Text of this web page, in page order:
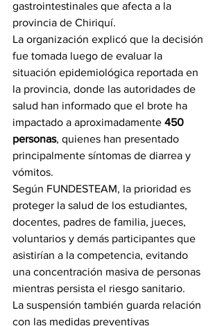
gastrointestinales que afecta a la
provincia de Chiriquí.
La organización explicó que la decisión
fue tomada luego de evaluar la
situación epidemiológica reportada en
la provincia, donde las autoridades de
salud han informado que el brote ha
impactado a aproximadamente 450
personas, quienes han presentado
principalmente síntomas de diarrea y
vómitos.
Según FUNDESTEAM, la prioridad es
proteger la salud de los estudiantes,
docentes, padres de familia, jueces,
voluntarios y demás participantes que
asistirían a la competencia, evitando
una concentración masiva de personas
mientras persista el riesgo sanitario.
La suspensión también guarda relación
con las medidas preventivas